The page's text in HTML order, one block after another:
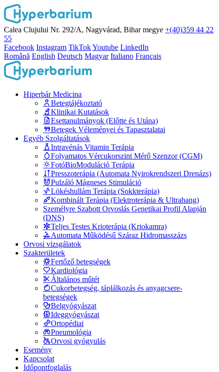
Calea Clujului Nr. 292/A, Nagyvárad, Bihar megye +(40)359 44 22
55
Facebook Instagram TikTokYoutube LinkedIn
Română English Deutsch Magyar Italiano Français
Hiperbár Medicina
Betegtájékoztató
Klinikai Kutatások
Esettanulmányok (Előtte és Utána)
Betegek Véleményei és Tapasztalatai
Egyéb Szolgáltatások
Intravénás Vitamin Terápia
Folyamatos Vércukorszint Mérő Szenzor (CGM)
FotóBioModuláció Terápia
Presszoterápia (Automata Nyirokrendszeri Drenázs)
Pulzáló Mágneses Stimuláció
Lökéshullám Terápia (Sokkterápia)
Kombinált Terápia (Elektroterápia & Ultrahang)
Személyre Szabott Orvoslás Genetikai Profil Alapján
(DNS)
Teljes Testes Krioterápia (Kriokamra)
Automata Működésű Száraz Hidromasszázs
Orvosi vizsgálatok
Szakterületek
Fertőző betegségek
Kardiológia
Általános műtét
Cukorbetegség, táplálkozás és anyagcsere-
betegségek
Belgyógyászat
Ideggyógyászat
Ortopédiai
Pneumológia
Orvosi gyógyulás
Esemény
Kapcsolat
Időpontfoglalás